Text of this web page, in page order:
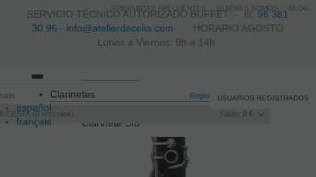
SERVICIO TÉCNICO AUTORIZADO BUFFET -tlf.96 381
30 96 · info@atelierdecelia.com HORARIO AGOSTO
Lunes a Viernes: 9h a 14h
español
français
Registro /Iniciar sesión
CESTA 0 artículos Saldo: 0 €
USUARIOS REGISTRADOS
navigation
Clarinetes
Clarinete SIb
PREGUNTAS FRECUENTES QUIÉNES SOMOS BLOG